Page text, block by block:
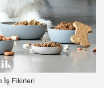
İş Fikirleri